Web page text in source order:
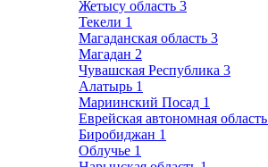
Жетысу область 3
Текели 1
Магаданская область 3
Магадан 2
Чувашская Республика 3
Алатырь 1
Мариинский Посад 1
Еврейская автономная область
Биробиджан 1
Облучье 1